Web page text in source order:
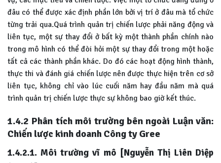
đâu có thể được xác định phần lớn bởi vị trí ở đâu mà tổ chức
từng trải qua.Quá trình quản trị chiến lược phải năng động và
liên tục, một sự thay đổi ở bất kỳ một thành phần chính nào
trong mô hình có thể đòi hỏi một sự thay đổi trong một hoặc
tất cả các thành phần khác. Do đó các hoạt động hình thành,
thực thi và đánh giá chiến lược nên được thực hiện trên cơ sở
liên tục, không chỉ vào lúc cuối năm hay đầu năm mà quá
trình quản trị chiến lược thực sự không bao giờ kết thúc.
1.4.2 Phân tích môi trường bên ngoài Luận văn:
Chiến lược kinh doanh Công ty Gree
1.4.2.1. Môi trường vĩ mô [Nguyễn Thị Liên Diệp